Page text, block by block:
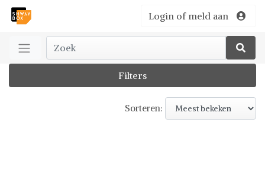
Login of meld aan
Filters
Sorteren: